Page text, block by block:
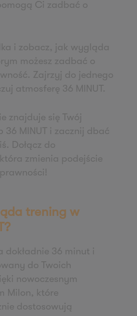
Zapisz mnie
Zapisz mnie
Zapisz mnie
47
Zapisz mnie
Wielkopolskich 1A
Zapisz mnie
Ci zadbać o
i zobacz, jak wygląda
możesz zadbać o
Zajrzyj do jednego
atmosferę 36 MINUT.
znajduje się Twój
36 MINUT i zacznij dbać
Dołącz do
zmienia podejście
trening w
dokładnie 36 minut i
do Twoich
nowoczesnym
Milon, które
dostosowują